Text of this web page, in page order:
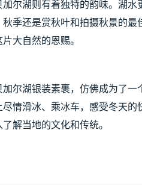
尔湖则有着独特的韵味。湖
季还是赏秋叶和拍摄秋景的
大自然的恩赐。
尔湖银装素裹，仿佛成为了
情滑冰、乘冰车，感受冬天
解当地的文化和传统。